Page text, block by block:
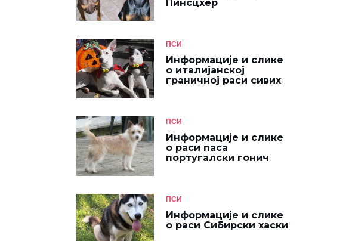
Пинсцхер
ПСИ
Информације и слике
о италијанској
граничној раси сивих
ПСИ
Информације и слике
о раси паса
португалски гонич
ПСИ
Информације и слике
о раси Сибирски хаски